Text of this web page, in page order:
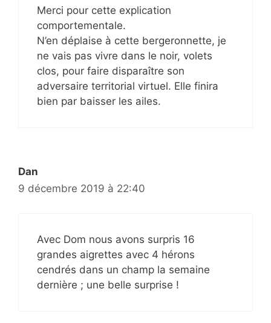
Merci pour cette explication
comportementale.
N’en déplaise à cette bergeronnette, je
ne vais pas vivre dans le noir, volets
clos, pour faire disparaître son
adversaire territorial virtuel. Elle finira
bien par baisser les ailes.
Dan
9 décembre 2019 à 22:40
Avec Dom nous avons surpris 16
grandes aigrettes avec 4 hérons
cendrés dans un champ la semaine
dernière ; une belle surprise !